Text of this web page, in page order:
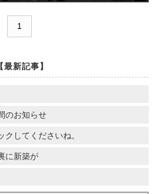
1
【最新記事】
のお知らせ
してくださいね。
に新築が